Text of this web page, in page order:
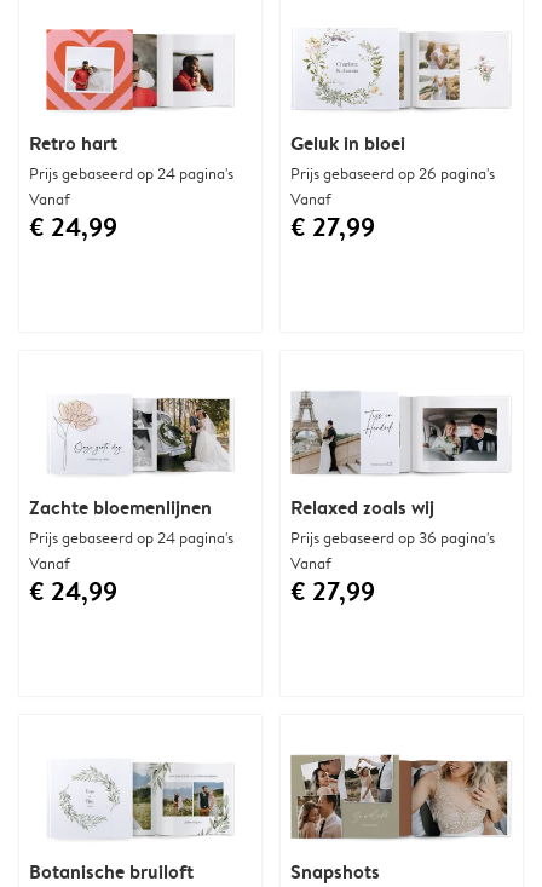
Geluk in bloei
Prijs gebaseerd op 26 pagina's
Vanaf
€ 27,99
Zachte bloemenlijnen
Prijs gebaseerd op 24 pagina's
Vanaf
€ 24,99
Relaxed zoals wij
Prijs gebaseerd op 36 pagina's
Vanaf
€ 27,99
Botanische bruiloft Snapshots
Retro hart
Prijs gebaseerd op 24 pagina's
Vanaf
€ 24,99